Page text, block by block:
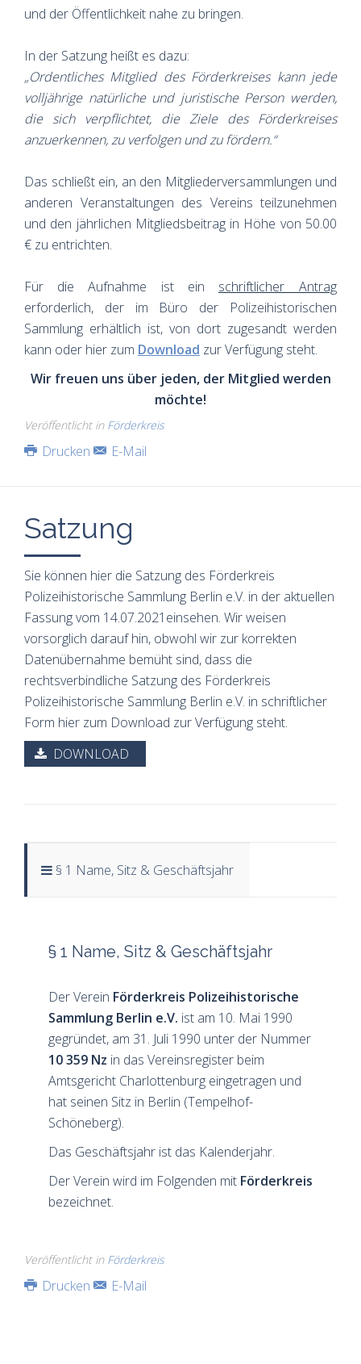
und der Öffentlichkeit nahe zu bringen.
In der Satzung heißt es dazu:
„Ordentliches Mitglied des Förderkreises kann jede
volljährige natürliche und juristische Person werden,
die sich verpflichtet, die Ziele des Förderkreises
anzuerkennen, zu verfolgen und zu fördern.“
Das schließt ein, an den Mitgliederversammlungen und
anderen Veranstaltungen des Vereins teilzunehmen
und den jährlichen Mitgliedsbeitrag in Höhe von 50.00
€ zu entrichten.
Für die Aufnahme ist ein schriftlicher Antrag
erforderlich, der im Büro der Polizeihistorischen
Sammlung erhältlich ist, von dort zugesandt werden
kann oder hier zum Download zur Verfügung steht.
Wir freuen uns über jeden, der Mitglied werden
möchte!
Veröffentlicht in Förderkreis
Drucken E-Mail
Satzung
Sie können hier die Satzung des Förderkreis
Polizeihistorische Sammlung Berlin e.V. in der aktuellen
Fassung vom 14.07.2021einsehen. Wir weisen
vorsorglich darauf hin, obwohl wir zur korrekten
Datenübernahme bemüht sind, dass die
rechtsverbindliche Satzung des Förderkreis
Polizeihistorische Sammlung Berlin e.V. in schriftlicher
Form hier zum Download zur Verfügung steht.
DOWNLOAD
§ 1 Name, Sitz & Geschäftsjahr
§ 1 Name, Sitz & Geschäftsjahr
Der Verein Förderkreis Polizeihistorische
Sammlung Berlin e.V. ist am 10. Mai 1990
gegründet, am 31. Juli 1990 unter der Nummer
10 359 Nz in das Vereinsregister beim
Amtsgericht Charlottenburg eingetragen und
hat seinen Sitz in Berlin (Tempelhof-
Schöneberg).
Das Geschäftsjahr ist das Kalenderjahr.
Der Verein wird im Folgenden mit Förderkreis
bezeichnet.
Veröffentlicht in Förderkreis
Drucken E-Mail